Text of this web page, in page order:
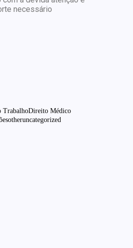
necessário
TrabalhoDireito Médico
otheruncategorized